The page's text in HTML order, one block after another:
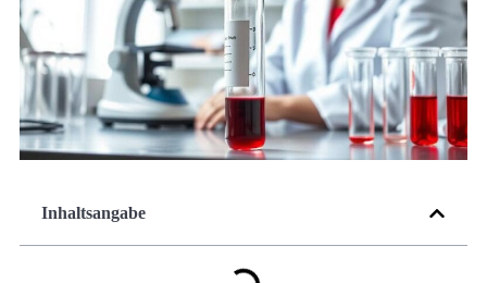
Inhaltsangabe